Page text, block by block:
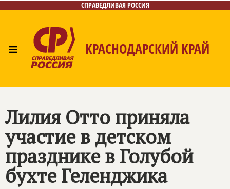
СПРАВЕДЛИВАЯ РОССИЯ
≡ КРАСНОДАРСКИЙ КРАЙ
Лилия Отто приняла
участие в детском
празднике в Голубой
бухте Геленджика